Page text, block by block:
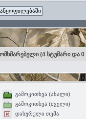
(4 სტუმარი და 0
გამოკითხვა (ახალი)
გამოკითხვა (ძველი)
დახურული თემა